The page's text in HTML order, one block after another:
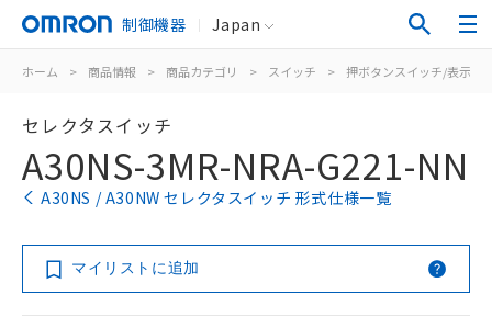
制御機器 Japan
ホーム > 商品情報 > 商品カテゴリ > スイッチ > 押ボタンスイッチ/表示灯
セレクタスイッチ
A30NS-3MR-NRA-G221-NN
A30NS / A30NW セレクタスイッチ 形式仕様一覧
マイリストに追加